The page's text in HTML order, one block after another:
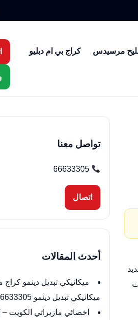
مرسيدس كراج بي ام دبليو
تواصل معنا
66633305
اتصال
أحدث المقالات
ميكانيكي تبديل دينمو
ميكانيكي تبديل دينمو 66633305
اخصائي مازيراتي الكويت –